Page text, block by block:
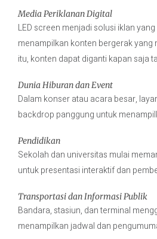
Media Periklanan Digital
LED screen menjadi solusi iklan
menampilkan konten bergerak yang
itu, konten dapat diganti kapan saja
Dunia Hiburan dan Event
Dalam konser atau acara besar,
backdrop panggung untuk
Pendidikan
Sekolah dan universitas mulai
untuk presentasi interaktif dan
Transportasi dan Informasi Publik
Bandara, stasiun, dan terminal
menampilkan jadwal dan